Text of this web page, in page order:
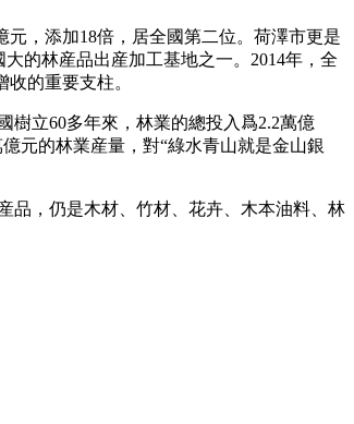
元，添加18倍，居全國第二位。荷澤市更是
的林産品出産加工基地之一。2014年，全
的重要支柱。
樹立60多年來，林業的總投入爲2.2萬億
元的林業産量，對“綠水青山就是金山銀
品，仍是木材、竹材、花卉、木本油料、林